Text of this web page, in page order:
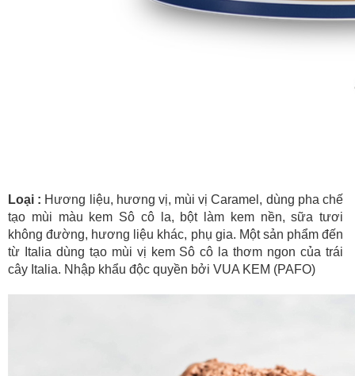
Loại : Hương liệu, hương vị, mùi vị Caramel, dùng pha chế
tạo mùi màu kem Sô cô la, bột làm kem nền, sữa tươi
không đường, hương liệu khác, phụ gia. Một sản phẩm đến
từ Italia dùng tạo mùi vị kem Sô cô la thơm ngon của trái
cây Italia. Nhập khẩu độc quyền bởi VUA KEM (PAFO)